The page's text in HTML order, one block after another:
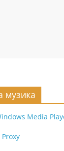
музика